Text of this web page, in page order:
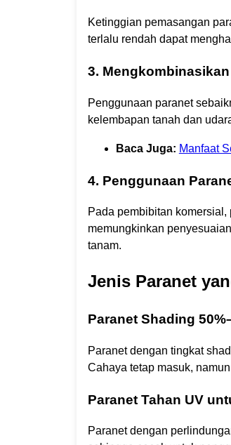
Ketinggian pemasangan
terlalu rendah dapat
3.
Penggunaan paranet
kelembapan tanah dan
Baca Juga: Manfaat
4. Penggunaan
Pada pembibitan
memungkinkan
tanam.
Jenis Paranet
Paranet Shading
Paranet dengan tingkat
Cahaya tetap masuk,
Paranet Tahan UV
Paranet dengan